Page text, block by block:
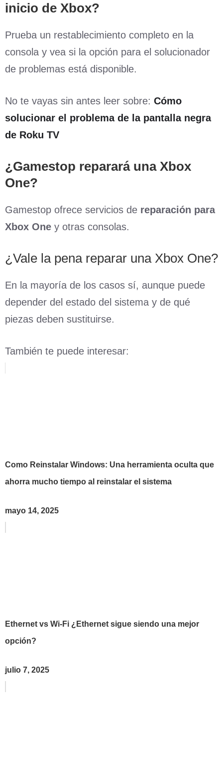
inicio de Xbox?
Prueba un restablecimiento completo en la
consola y vea si la opción para el solucionador
de problemas está disponible.
No te vayas sin antes leer sobre: Cómo
solucionar el problema de la pantalla negra
de Roku TV
¿Gamestop reparará una Xbox
One?
Gamestop ofrece servicios de reparación para
Xbox One y otras consolas.
¿Vale la pena reparar una Xbox One?
En la mayoría de los casos sí, aunque puede
depender del estado del sistema y de qué
piezas deben sustituirse.
También te puede interesar:
Como Reinstalar Windows: Una herramienta oculta que
ahorra mucho tiempo al reinstalar el sistema
mayo 14, 2025
Ethernet vs Wi-Fi ¿Ethernet sigue siendo una mejor
opción?
julio 7, 2025